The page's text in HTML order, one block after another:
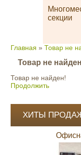
секции
Главная » Товар не
Товар не
Товар не найден!
Продолжить
ХИТЫ